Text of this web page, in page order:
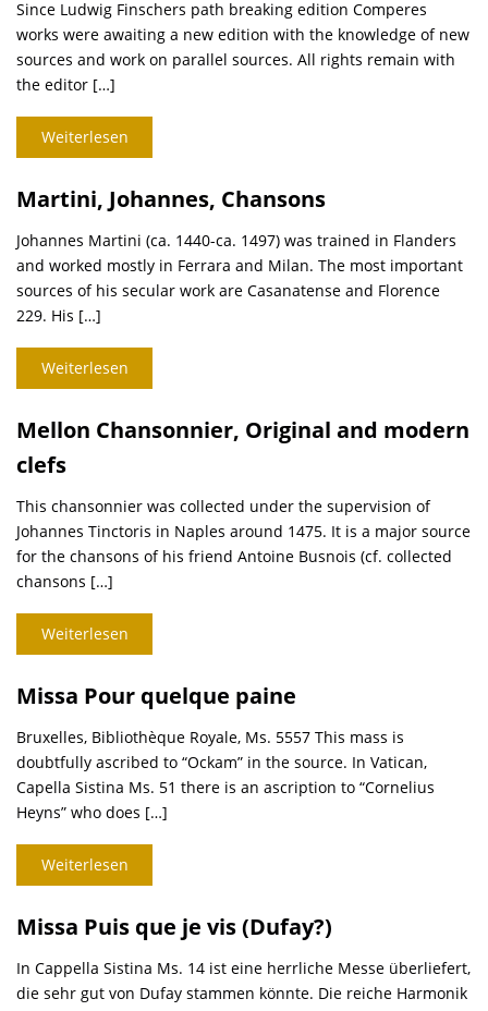
Since Ludwig Finschers path breaking edition Comperes
works were awaiting a new edition with the knowledge of new
sources and work on parallel sources. All rights remain with
the editor […]
Weiterlesen
Martini, Johannes, Chansons
Johannes Martini (ca. 1440-ca. 1497) was trained in Flanders
and worked mostly in Ferrara and Milan. The most important
sources of his secular work are Casanatense and Florence
229. His […]
Weiterlesen
Mellon Chansonnier, Original and modern
clefs
This chansonnier was collected under the supervision of
Johannes Tinctoris in Naples around 1475. It is a major source
for the chansons of his friend Antoine Busnois (cf. collected
chansons […]
Weiterlesen
Missa Pour quelque paine
Bruxelles, Bibliothèque Royale, Ms. 5557 This mass is
doubtfully ascribed to “Ockam” in the source. In Vatican,
Capella Sistina Ms. 51 there is an ascription to “Cornelius
Heyns” who does […]
Weiterlesen
Missa Puis que je vis (Dufay?)
In Cappella Sistina Ms. 14 ist eine herrliche Messe überliefert,
die sehr gut von Dufay stammen könnte. Die reiche Harmonik